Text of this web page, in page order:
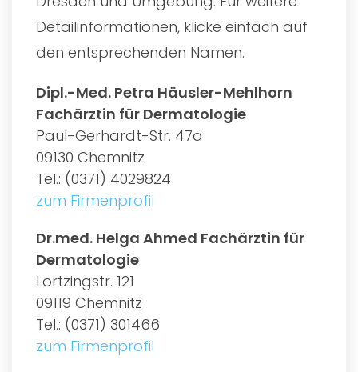
Detailinformationen, klicke einfach auf
den entsprechenden Namen.
Dipl.-Med. Petra Häusler-Mehlhorn
Fachärztin für Dermatologie
Paul-Gerhardt-Str. 47a
09130 Chemnitz
Tel.: (0371) 4029824
zum Firmenprofil
Dr.med. Helga Ahmed Fachärztin für
Dermatologie
Lortzingstr. 121
09119 Chemnitz
Tel.: (0371) 301466
zum Firmenprofil